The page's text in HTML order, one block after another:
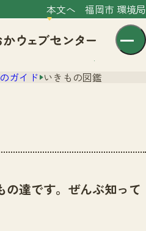
本文へ 福岡市 環境局
ガイド いきもの図鑑
達です。ぜんぶ知って